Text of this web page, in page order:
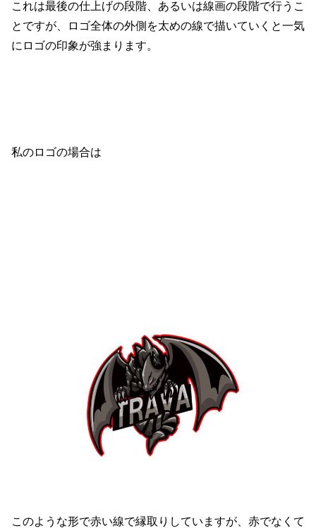
これは最後の仕上げの段階、あるいは線画の段階で行うこ
とですが、ロゴ全体の外側を太めの線で描いていくと一気
にロゴの印象が強まります。
私のロゴの場合は
このような形で赤い線で縁取りしていますが、赤でなくて